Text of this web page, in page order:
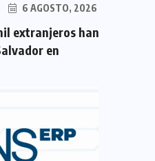
6 AGOSTO, 2026
extranjeros han
en